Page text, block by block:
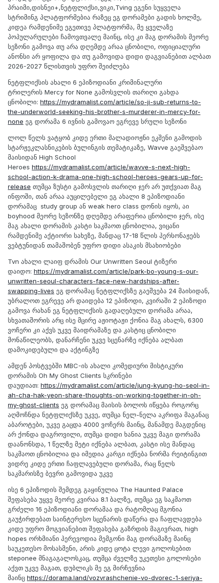
პრაიმი,დისნეი+,ნეტფლიქსი,ვიკი,Tving ეგენი სუყველა
სტრიმინგ პლატფორმებია რაზეც ეგ დორამები გადის ხოლმე,
კიდეა რამდენიმე ეგეთივე პლატფორმა, მე ყველაზე
პოპულარულები ჩამოვთვალე მაინც, ისე კი მაგ დორამის მეორე
სეზონი გამოვა თუ არა დღემდე არაა ცნობილი, ოფიციალური
ანონსი არ ყოფილა და თუ გამოვიდა დიდი დაგვიანებით ალბათ
2026-2027 წლისთვის უფრო შეიძლება
ნეტფლიქსის ახალი 6 ეპიზოდიანი კრიმინალური
ტრილერის Mercy for None გამოსვლის თარიღი გახდა
ცნობილი: https://mydramalist.com/article/so-ji-sub-returns-to-
the-underworld-seeking-his-brother-s-murderer-in-mercy-for-
none ეგ დორამა 6 ივნის გამოვაო ეგრევე სრული სეზონი
ლოლ წელს ვატყობ კიდე ერთი მალადიოჟნი ეკშენი გამოდის
სტარჟეკლასნიკების ბულინგის თემატიკაზე, Wavve გაეშვებაო
მაისიდან High School
Heroes https://mydramalist.com/article/wavve-s-next-high-
school-action-k-drama-one-high-school-heroes-gears-up-for-
release თუმცა ზუსტი გამოსვლის თარიღი ჯერ არ უთქვიათ მაგ
ინფოში, თან არაა აუცილებელი ეგ ახალი 8 ეპიზოდიანი
დორამაც study group ან weak hero class დონის იყოს, აი
boyhood მეორე სეზონზე დღემდე არაფერია ცნობილი ჯერ, ისე
მაგ ახალი დორამის კასტი საკმაოთ ცნობილია, ვიცანი
რამდენიმე აქტიორი სახეზე, მანდაც 17-18 წლის პერსონაჟებს
ვებტუნიდან თამაშობენ უფრო დიდი ასაკის მსახიობები
Tvn ახალი ლაიფ დრამის Our Unwritten Seoul ტიზერი
დაიდო: https://mydramalist.com/article/park-bo-young-s-our-
unwritten-seoul-characters-face-new-hardships-after-
swapping-lives ეგ დორამაც ნეტფლიქსზე გაეშვება 24 მაისიდან,
უბრალოთ ეგრევე არ დაიდება 12 ეპიზოდი, კვირაში 2 ეპიზოდი
გამოვა რახან ეგ ნეტფლიქსის გადაღებული დორამა არაა,
სხვათაშორის არც ისე მცირე აჟიოტაჟი ქონია მაგ ახალს, 6300
ვოჩერი კი აქვს უკვე მაიდრამაზე და კასტიც ცნობილი
მონაწილეობს, დანარჩენი უკვე სცენარზე იქნება ალბათ
დამოკიდებული და აქტინგზე
ამდენ პოსტვებში MBC-ის ახალი კომედიური მისტიკური
დორამის Oh My Ghost Clients სკრინები
დაუდიათ: https://mydramalist.com/article/jung-kyung-ho-seol-in-
ah-cha-hak-yeon-share-thoughts-on-working-together-in-oh-
my-ghost-clients ეგ დორამაც მაისის ბოლოს იწყება როგორც
აღმოჩნდა ნეტფლიქსზე უკვე, თუმცა ნელ-ნელა აკრიფა მაგანაც
აბაროტები, უკვე გაცდა 4000 ვოჩერს მაინც, მანამდე მაგდენიც
არ ქონდა დაგროვილი, თუმცა დიდი ხანია უკვე მაგი დორამა
დაანონსდა, 1 წელზე მეტი იქნება ალბათ, კასტი ისე მანდაც
საკმაოთ ცნობილია და იმედია კარგი იქნება ნორმა რეიტინგით
ვიდრე კიდე ერთი ჩაფლავებული დორამა, რაც წელს
საკმარისზე ბევრი გამოვიდა უკვე
ისე 6 ეპიზოდის შემდეგ გაყინულია The Haunted Palace
შეფასება უყვე მეორე კვირაა 8.1 ბალზე, თუმცა ეგ საკმაოთ
გრძელი 16 ეპიზოდიანი დორამაა და რატომღაც მგონია
გაუჭირდებათ საინტერესო სცენარის დაწერა და ჩაფლავდება
კიდე უფრო მოგვიანებით შეფასება გაზრდის მაგივრათ, high
hopes ორხმიანი პერევოდია მემგონი მაგ დორამაზე მაინც
საუკეთესო მოსასმენი, არის კიდე ცოტა ლევი გოლოსებით
steponee მნაგაგალოსკაც, თუმცა ძველზე უკეთესი გოლოსები
აქვთ უკვე მაგათ, დუბლიკს მე ეგ მირჩევნია
მაინც https://dorama.land/vozvrashchenie-vo-dvorec-1-seriya-